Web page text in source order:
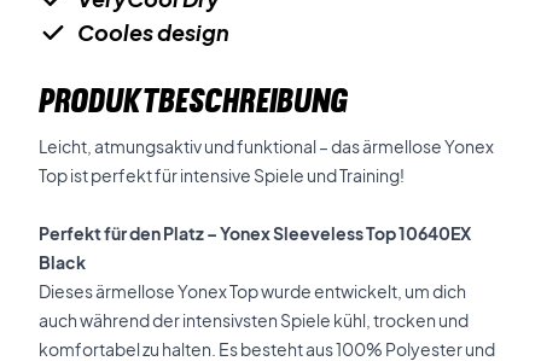
Cooles design
PRODUKTBESCHREIBUNG
Leicht, atmungsaktiv und funktional – das ärmellose Yonex
Top ist perfekt für intensive Spiele und Training!
Perfekt für den Platz – Yonex Sleeveless Top 10640EX
Black
Dieses ärmellose Yonex Top wurde entwickelt, um dich
auch während der intensivsten Spiele kühl, trocken und
komfortabel zu halten. Es besteht aus 100% Polyester und